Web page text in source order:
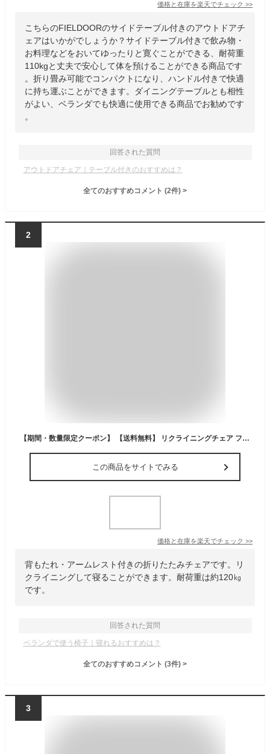
価格と在庫を楽天でチェック >>
こちらのFIELDOORのサイドテーブル付きのアウトドアチ
ェアはいかがでしょうか？サイドテーブル付きで飲み物・
お料理などをおいてゆったりと寛ぐことができる、耐荷重
110kgと丈夫で安心して体を預けることができる商品です
。折り畳み可能でコンパクトになり、ハンドル付きで快適
に持ち運ぶことができます。ダイニングテーブルとも相性
がよい、ベランダでも快適に使用できる商品でお勧めです
。
回答された質問
アウトドアチェア｜テーブル付きのおすすめは？
全てのおすすめコメント (2件) >
2
【期間・数量限定クーポン】 【送料無料】 リクライニングチェア フットレスト付き アウトドアチェア ガーデニングチェア 折りたたみ 軽量 コンパクト ベランダ 庭 おしゃれ リラックスチェア パーソナルチェア 伸縮 椅子 収納 キャンプ 釣り メッシュ素材 od600
この商品をサイトでみる
価格と在庫を楽天でチェック >>
背もたれ・アームレスト付きの折りたたみチェアです。リ
クライニングして寝ることができます。耐荷重は約120㎏
です。
回答された質問
ベランダで使う椅子｜寝れるおすすめは？
全てのおすすめコメント (3件) >
3